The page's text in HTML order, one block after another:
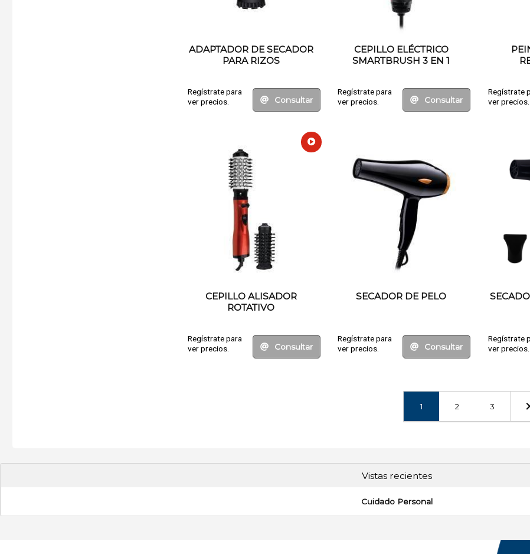
ADAPTADOR DE SECADOR
PARA RIZOS
Regístrate para
ver precios.
Consultar
CEPILLO ELÉCTRICO
SMARTBRUSH 3 EN 1
Regístrate para
ver precios.
Consultar
Regístrate
ver precios.
CEPILLO ALISADOR
ROTATIVO
Regístrate para
ver precios.
Consultar
SECADOR DE PELO
Regístrate para
ver precios.
Consultar
Regístrate
ver precios.
1 2 3
Vistas recientes
Cuidado Personal